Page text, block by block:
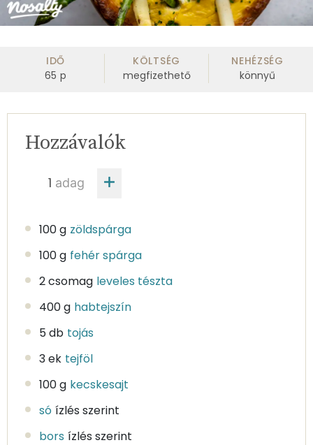
IDŐ
65 p
KÖLTSÉG
megfizethető
NEHÉZSÉG
könnyű
adag
Hozzávalók
100 g zöldspárga
100 g fehér spárga
2 csomag leveles tészta
400 g habtejszín
5 db tojás
3 ek tejföl
100 g kecskesajt
só ízlés szerint
bors ízlés szerint